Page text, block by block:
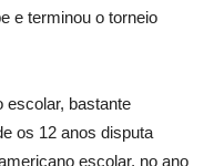
e terminou o torneio
escolar, bastante
os 12 anos disputa
escolar, no ano